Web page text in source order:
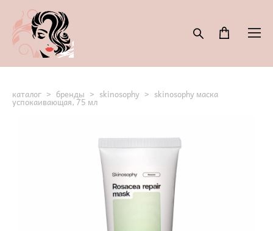
каталог > бренды > skinosophy > skinosophy маска
успокаивающая, 75 мл